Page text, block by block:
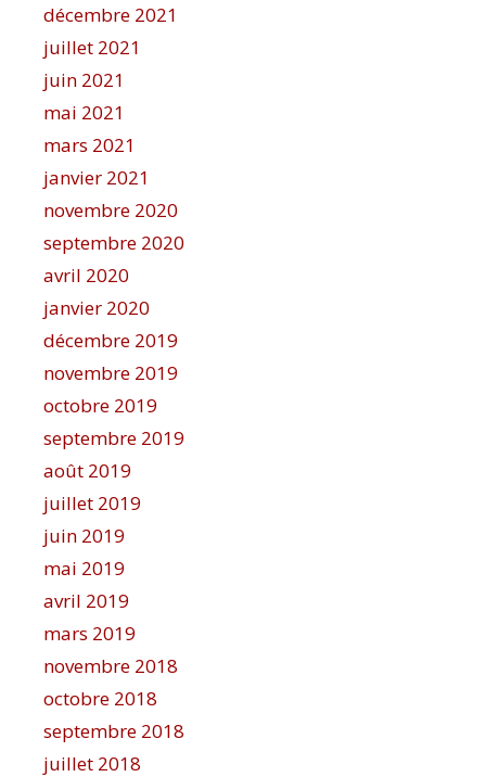
décembre 2021
juillet 2021
juin 2021
mai 2021
mars 2021
janvier 2021
novembre 2020
septembre 2020
avril 2020
janvier 2020
décembre 2019
novembre 2019
octobre 2019
septembre 2019
août 2019
juillet 2019
juin 2019
mai 2019
avril 2019
mars 2019
novembre 2018
octobre 2018
septembre 2018
juillet 2018